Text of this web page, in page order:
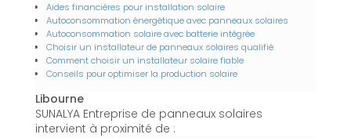
Aides financières pour installation solaire
Autoconsommation énergétique avec panneaux solaires
Autoconsommation solaire avec batterie intégrée
Choisir un installateur de panneaux solaires qualifié
Comment choisir un installateur solaire fiable
Conseils pour optimiser la production solaire
Libourne
SUNALYA Entreprise de panneaux solaires
intervient à proximité de :